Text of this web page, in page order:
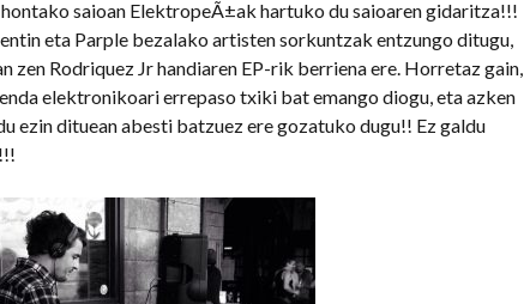
saioan ElektropeÃ±ak hartuko du saioaren gidaritza!!!
eta Parple bezalako artisten sorkuntzak entzungo ditugu,
zen Rodriquez Jr handiaren EP-rik berriena ere. Horretaz gain,
elektronikoari errepaso txiki bat emango diogu, eta azken
ezin dituean abesti batzuez ere gozatuko dugu!! Ez galdu